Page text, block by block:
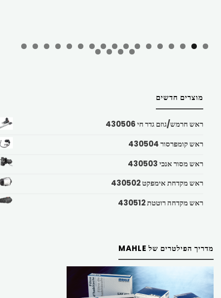
מוצרים חדשים
ראש חרמש/גוזם גדר חי 430506
ראש קומפרסור 430504
ראש מסור אנכי 430503
ראש מקדחת אימפקט 430502
ראש מקדחה רוטטת 430512
מדריך הפילטרים של MAHLE